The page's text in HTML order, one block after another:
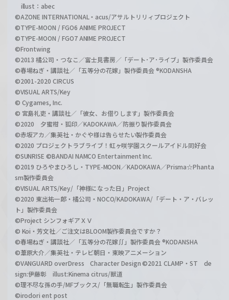
illust：abec
©AZONE INTERNATIONAL・acus/アサルトリリィプロジェクト
©TYPE-MOON / FGO6 ANIME PROJECT
©TYPE-MOON / FGO7 ANIME PROJECT
©Frontwing
©2013 橘公司・つなこ／富士見書房／「デート･ア･ライブ」製作委員会
©春場ねぎ・講談社／「五等分の花嫁」製作委員会 ®KODANSHA
©2001-2020 CIRCUS
©VISUAL ARTS/Key
© Cygames, Inc.
© 宮島礼吏・講談社／「彼女、お借りします」製作委員会
©2020 夕蜜柑・狐印／KADOKAWA／防振り製作委員会
©赤坂アカ／集英社・かぐや様は告らせたい製作委員会
©2020 プロジェクトラブライブ！虹ヶ咲学園スクールアイドル同好会
©SUNRISE ©BANDAI NAMCO Entertainment Inc.
©2019 ひろやまひろし・TYPE-MOON／KADOKAWA／Prisma☆Phanta
sm製作委員会
©VISUAL ARTS/Key/「神様になった日」Project
©2020 東出祐一郎・橘公司・NOCO/KADOKAWA/「デート・ア・バレッ
ト」製作委員会
©Project シンフォギアＸＶ
© Koi・芳文社／ご注文はBLOOM製作委員会ですか？
©春場ねぎ・講談社／「五等分の花嫁∬」製作委員会 ®KODANSHA
©葦原大介／集英社・テレビ朝日・東映アニメーション
©VANGUARD overDress Character Design ©2021 CLAMP・ST de
sign:伊藤彰 illust:Kinema citrus/獣道
©理不尽な孫の手/MFブックス/「無職転生」製作委員会
©irodori ent post